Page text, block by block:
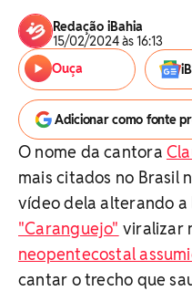
Redação iBahia
15/02/2024 às 16:13
Ouça
Adicionar como fonte
O nome da cantora
mais citados no Brasil
vídeo dela alterando a
"Caranguejo" viralizar
neopentecostal
cantar o trecho que